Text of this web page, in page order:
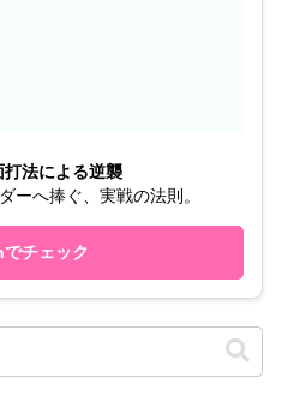
打法による逆襲
ーへ捧ぐ、実戦の法則。
チェック